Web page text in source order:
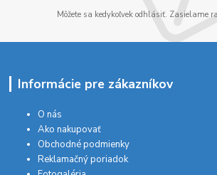
Môžete sa kedykoľvek odhlásiť. Zasielame
Informácie pre zákazníkov
O nás
Ako nakupovať
Obchodné podmienky
Reklamačný poriadok